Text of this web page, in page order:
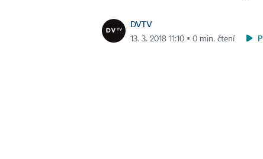
DVTV
13. 3. 2018 11:10 ▪ 0 min. čtení